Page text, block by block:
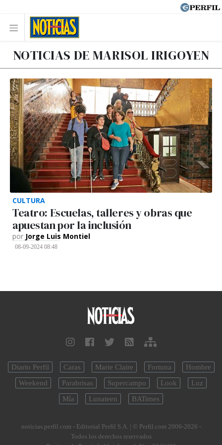
NOTICIAS DE MARISOL IRIGOYEN
CULTURA
Teatro: Escuelas, talleres y obras que
apuestan por la inclusión
por Jorge Luis Montiel
08-09-2024 08:48
Diario Perfil Caras Marie Claire Fortuna
Hombre
Weekend
Parabrisas Supercampo Look
Luz
Mía
Lunateen BATimes
noticias.perfil.com - Editorial Perfil S.A. | © Perfil.com 2006-2026 -
Todos los derechos reservados